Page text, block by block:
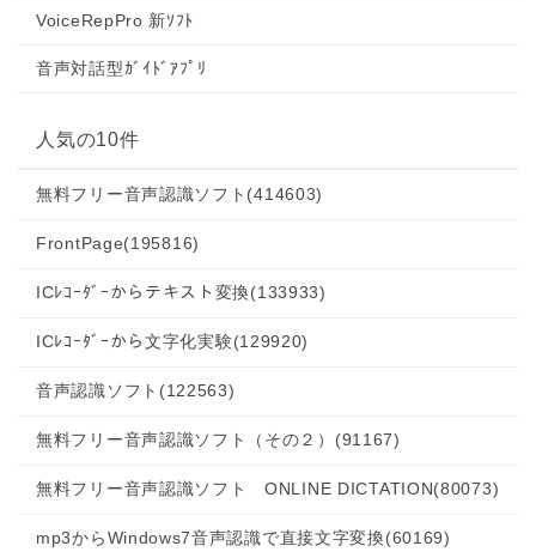
VoiceRepPro 新ｿﾌﾄ
音声対話型ｶﾞｲﾄﾞｱﾌﾟﾘ
人気の10件
無料フリー音声認識ソフト (414603)
FrontPage(195816)
ICﾚｺｰﾀﾞｰからテキスト変換(133933)
ICﾚｺｰﾀﾞｰから文字化実験(129920)
音声認識ソフト (122563)
無料フリー音声認識ソフト（その２） (91167)
無料フリー音声認識ソフト ONLINE DICTATION(80073)
mp3からWindows7音声認識で直接文字変換(60169)